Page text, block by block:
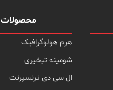
محصولات
هرم هولوگرافیک
شومینه تبخیری
ال سی دی ترنسپرنت